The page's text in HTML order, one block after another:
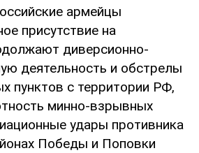
армейцы
присутствие на
диверсионно-
деятельность и обстрелы
пунктов с территории РФ,
минно-взрывных
удары противника
Победы и Поповки